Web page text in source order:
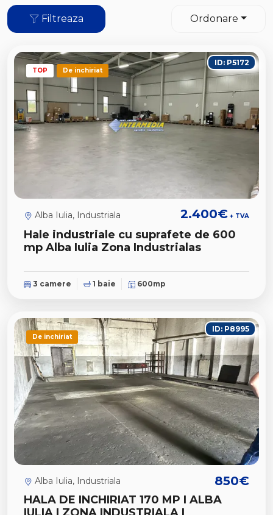
Ordonare
Filtreaza
TOP De inchiriat
Hale industriale cu suprafete de 600
mp Alba Iulia Zona Industrialas
Alba Iulia, Industriala 2.400€ + TVA
3 camere 1 baie 600mp
ID: P5172
De inchiriat
HALA DE INCHIRIAT 170 MP I ALBA
Alba Iulia, Industriala 850€
ID: P8995